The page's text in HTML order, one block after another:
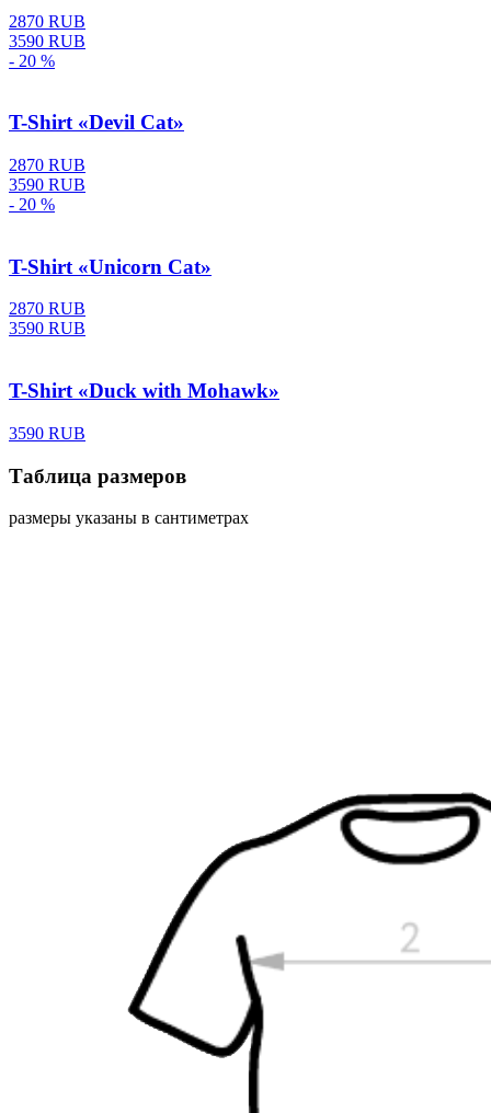
2870 RUB
3590 RUB
- 20 %
T-Shirt «Devil Cat»
2870 RUB
3590 RUB
- 20 %
T-Shirt «Unicorn Cat»
2870 RUB
3590 RUB
T-Shirt «Duck with Mohawk»
3590 RUB
Таблица размеров
размеры указаны в сантиметрах